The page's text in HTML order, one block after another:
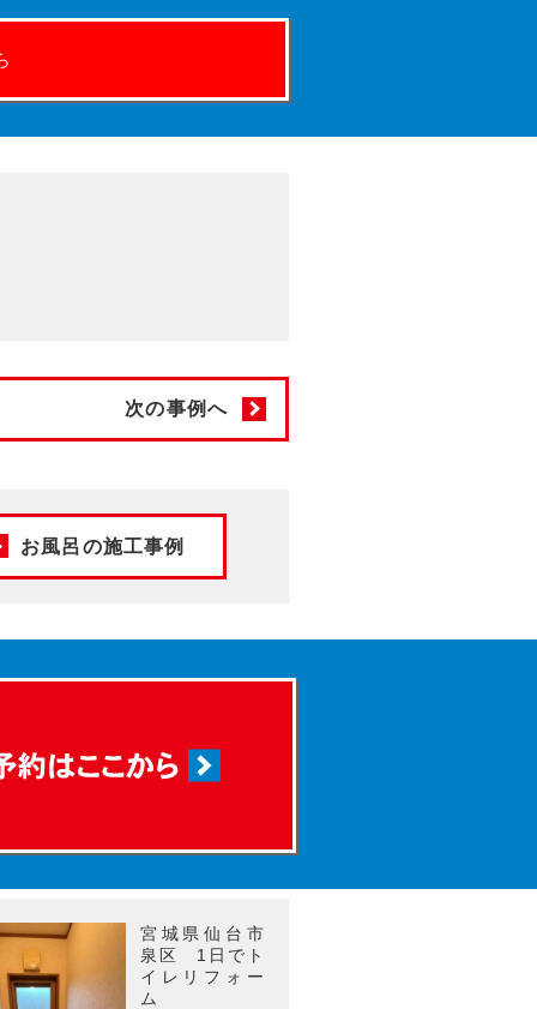
次の事例へ
お風呂の施工事例
宮城県仙台市
泉区 1日でト
イレリフォー
ム